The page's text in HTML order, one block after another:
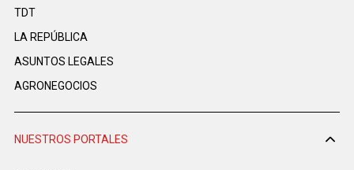
TDT
LA REPÚBLICA
ASUNTOS LEGALES
AGRONEGOCIOS
NUESTROS PORTALES